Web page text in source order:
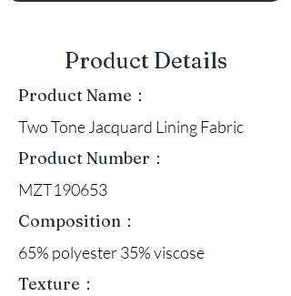
​Product Details
Product Name：
Two Tone Jacquard Lining Fabric
Product Number：
MZT190653
Composition：
65% polyester 35% viscose
Texture：